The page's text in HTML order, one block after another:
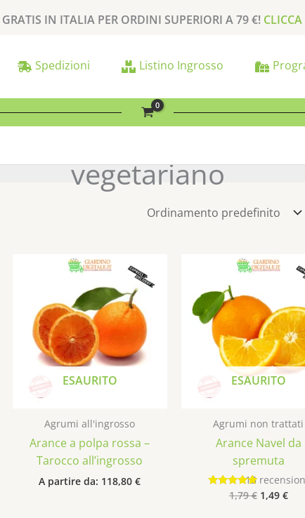
GRATIS IN ITALIA PER ORDINI SUPERIORI A79 €!
Spedizioni Listino Ingrosso
vegetariano
ESAURITO
Agrumi all'ingrosso
Arance a polpa rossa –
Tarocco all’ingrosso
A partire da: 118,80€
Questo
prodotto
ha
più
varianti.
Le
opzioni
possono
scelte
nella
pagina
prodotto
ESAURITO
Agrumi non trattati
Arance Navel da
spremuta
Valutato
4.92
13
1,79€
Il
prezzo
era:
1,79 €.
1,49 €